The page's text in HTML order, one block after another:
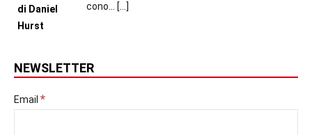
cono... […]
NEWSLETTER
Email *